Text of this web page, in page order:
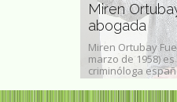
Miren
abogada
Miren Ortubay
marzo de 1958)
criminóloga